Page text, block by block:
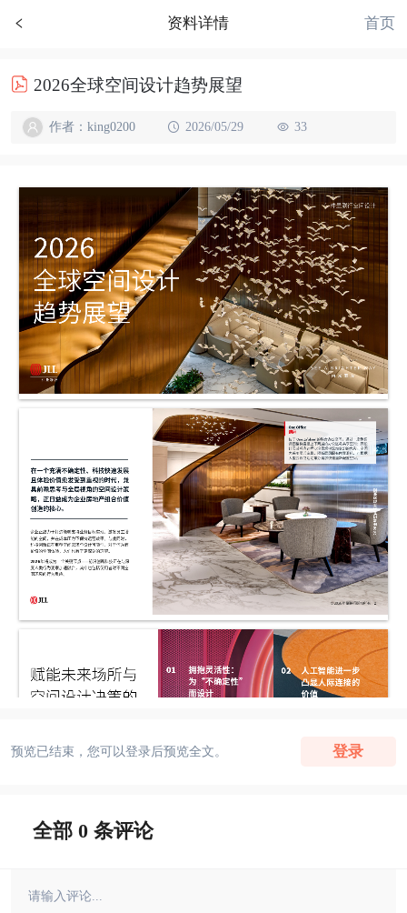
资料详情 首页
2026全球空间设计趋势展望
作者：king0200 2026/05/29 33
预览已结束，您可以登录后预览全文。 登录
全部 0 条评论